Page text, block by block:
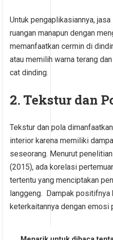
Untuk pengaplikasiannya,
ruangan manapun dengan
memanfaatkan cermin di
atau memilih warna terang
cat dinding.
2. Tekstur dan
Tekstur dan pola
interior karena memiliki
seseorang. Menurut
(2015), ada korelasi
tertentu yang menciptakan
langgeng. Dampak positifnya
keterkaitannya dengan emosi